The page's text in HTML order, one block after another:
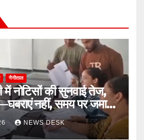
नैनीताल
में नोटिसों की सुनवाई तेज,
नहीं, समय पर जमा
NEWS DESK